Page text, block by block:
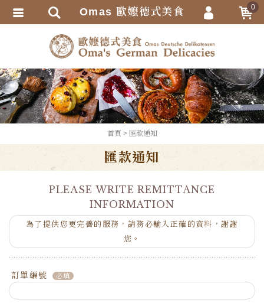
首頁 匯款通知
匯款通知
PLEASE WRITE REMITTANCE
INFORMATION
為了提供您更完善的服務，請務必輸入正確的資料，謝謝
您。
訂單編號
Omas 歐嬤德式美食 0
會員登入
會員註冊
忘記密碼
訂單查詢
追蹤清單TRACK LISTING
匯款通知
繁體中文